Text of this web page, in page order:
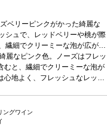
ベリーピンクがかった綺麗な
シュで、レッドベリーや桃が際
繊細でクリーミーな泡が広が
る。フィニッシュは心地よく、
トを含む余韻が続く。合う料
カクテルやアペリティフに最
麗なピンク色。ノーズはフレッ
むと、繊細でクリーミーな泡が
心地よく、フレッシュなレッド
ングワイン